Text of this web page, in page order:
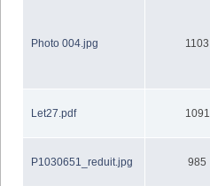
Photo 004.jpg 1103
Let27.pdf 1091
P1030651_reduit.jpg 985